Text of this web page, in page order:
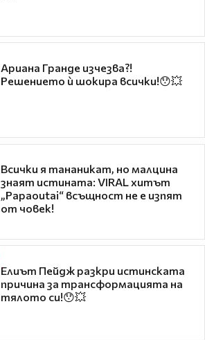
Ариана Гранде изчезва?!
Решението ѝ шокира всички!😯💥
Всички я тананикат, но малцина
знаят истината: VIRAL хитът
„Papaoutai“ всъщност не е изпят
от човек!
Елиът Пейдж разкри истинската
причина за трансформацията на
тялото си!😯💥